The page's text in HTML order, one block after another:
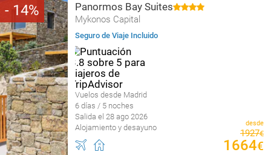
14 Panormos Bay Suites
Mykonos Capital
Seguro de Viaje Incluido
Vuelos desde Madrid
6 días / 5 noches
Salida el 28 ago 2026
Alojamiento y desayuno
desde
1927€
1664€